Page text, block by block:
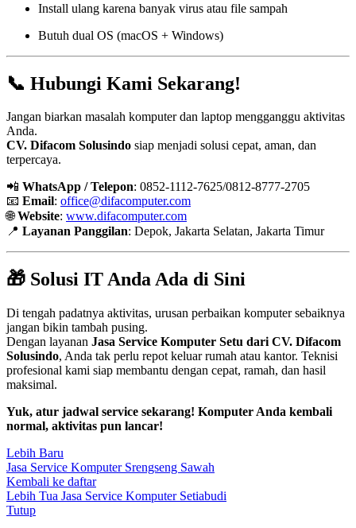
Install ulang karena banyak virus atau file sampah
Butuh dual OS (macOS + Windows)
📞 Hubungi Kami Sekarang!
Jangan biarkan masalah komputer dan laptop mengganggu aktivitas
Anda.
CV. Difacom Solusindo siap menjadi solusi cepat, aman, dan
terpercaya.
📲 WhatsApp / Telepon: 0852-1112-7625/0812-8777-2705
📧 Email: office@difacomputer.com
🌐Website: www.difacomputer.com
📍 Layanan Panggilan: Depok, Jakarta Selatan, Jakarta Timur
🎁 Solusi IT Anda Ada di Sini
Di tengah padatnya aktivitas, urusan perbaikan komputer sebaiknya
jangan bikin tambah pusing.
Dengan layanan Jasa Service Komputer Setu dari CV. Difacom
Solusindo, Anda tak perlu repot keluar rumah atau kantor. Teknisi
profesional kami siap membantu dengan cepat, ramah, dan hasil
maksimal.
Yuk, atur jadwal service sekarang! Komputer Anda kembali
normal, aktivitas pun lancar!
Lebih Baru
Jasa Service Komputer Srengseng Sawah
Kembali ke daftar
Lebih Tua Jasa Service Komputer Setiabudi
Tutup